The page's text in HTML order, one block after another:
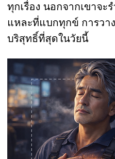
ทุกเรื่อง นอกจากเขาจ
แหละที่แบกทุกข์ การวา
บริสุทธิ์ที่สุดในวัยนี้